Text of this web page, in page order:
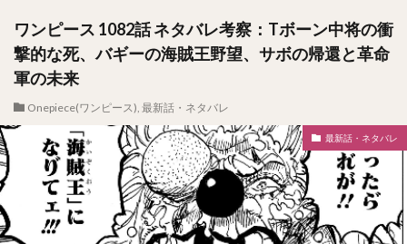
ワンピース 1082話 ネタバレ考察：Tボーン中将の衝
撃的な死、バギーの海賊王野望、サボの帰還と革命
軍の未来
Onepiece(ワンピース), 最新話・ネタバレ
最新話・ネタバレ